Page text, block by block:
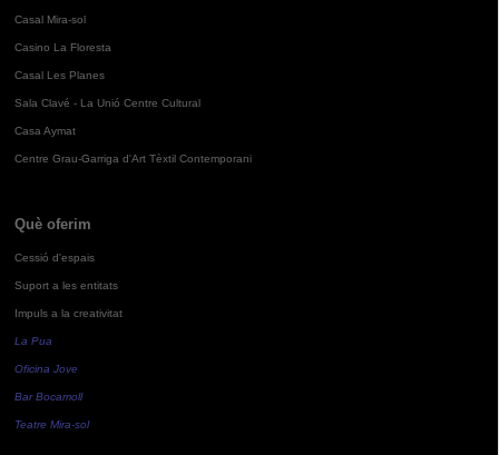
Casal Mira-sol
Casino La Floresta
Casal Les Planes
Sala Clavé - La Unió Centre Cultural
Casa Aymat
Centre Grau-Garriga d'Art Tèxtil Contemporani
Què oferim
Cessió d'espais
Suport a les entitats
Impuls a la creativitat
La Pua
Oficina Jove
Bar Bocamoll
Teatre Mira-sol